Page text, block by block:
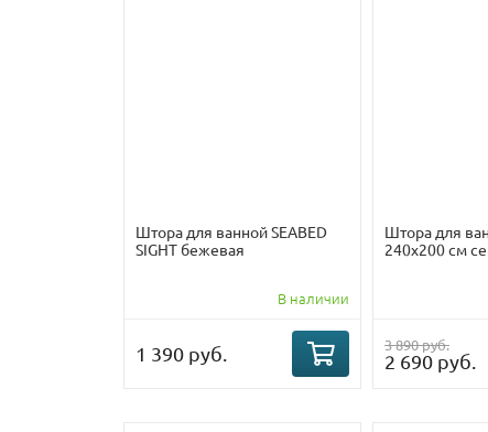
Штора для ванной SEABED
SIGHT бежевая
В наличии
1 390 руб.
Штора для
240х200 см
3 890 руб.
2 690 руб.